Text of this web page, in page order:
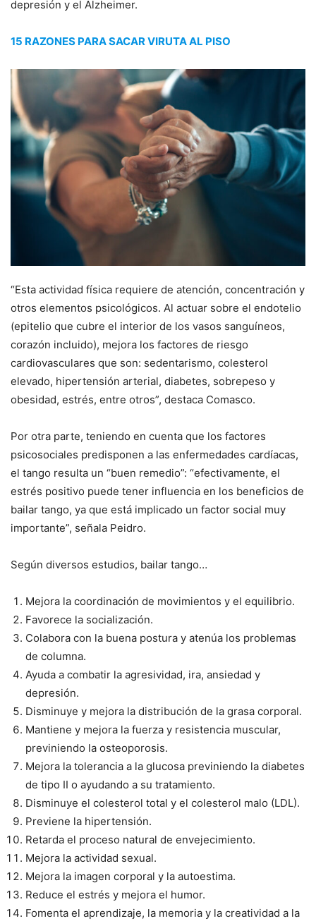
depresión y el Alzheimer.
15 RAZONES PARA SACAR VIRUTA AL PISO
“Esta actividad física requiere de atención, concentración y
otros elementos psicológicos. Al actuar sobre el endotelio
(epitelio que cubre el interior de los vasos sanguíneos,
corazón incluido), mejora los factores de riesgo
cardiovasculares que son: sedentarismo, colesterol
elevado, hipertensión arterial, diabetes, sobrepeso y
obesidad, estrés, entre otros”, destaca Comasco.
Por otra parte, teniendo en cuenta que los factores
psicosociales predisponen a las enfermedades cardíacas,
el tango resulta un “buen remedio”: “efectivamente, el
estrés positivo puede tener influencia en los beneficios de
bailar tango, ya que está implicado un factor social muy
importante”, señala Peidro.
Según diversos estudios, bailar tango…
Mejora la coordinación de movimientos y el equilibrio.
Favorece la socialización.
Colabora con la buena postura y atenúa los problemas
de columna.
Ayuda a combatir la agresividad, ira, ansiedad y
depresión.
Disminuye y mejora la distribución de la grasa corporal.
Mantiene y mejora la fuerza y resistencia muscular,
previniendo la osteoporosis.
Mejora la tolerancia a la glucosa previniendo la diabetes
de tipo II o ayudando a su tratamiento.
Disminuye el colesterol total y el colesterol malo (LDL).
Previene la hipertensión.
Retarda el proceso natural de envejecimiento.
Mejora la actividad sexual.
Mejora la imagen corporal y la autoestima.
Reduce el estrés y mejora el humor.
Fomenta el aprendizaje, la memoria y la creatividad a la